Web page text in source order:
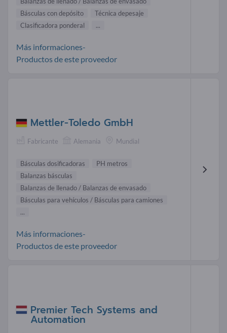
Básculas con depósito
Técnica depesaje
Clasificadora ponderal
...
Más informaciones-
Productos de este proveedor
Mettler-Toledo GmbH
Fabricante Alemania Mundial
Básculas dosificadoras
PH metros
Balanzas básculas
Balanzas de llenado / Balanzas de envasado
Básculas para vehículos / Básculas para camiones
...
Más informaciones-
Productos de este proveedor
Premier Tech Systems and
Automation